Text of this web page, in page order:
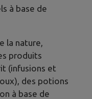
à base de
la nature,
produits
(infusions et
des potions
à base de